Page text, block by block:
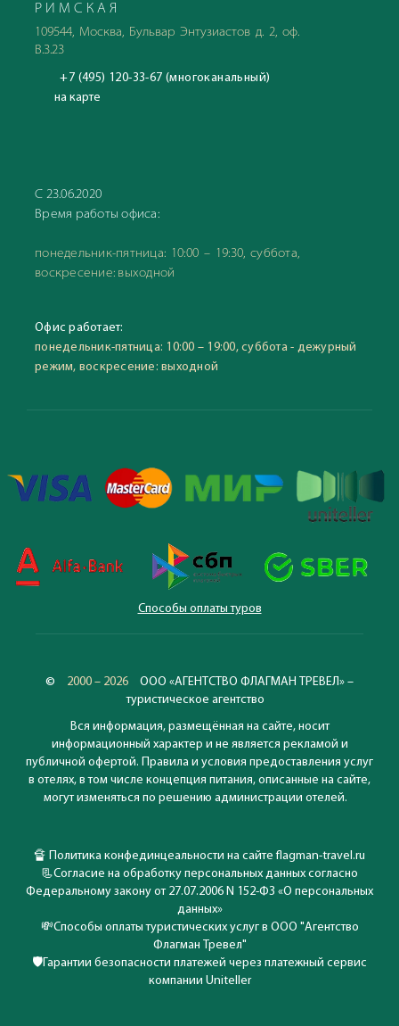
РИМСКАЯ
109544, Москва, Бульвар Энтузиастов д. 2, оф.
В.3.23
+7 (495) 120-33-67 (многоканальный)
на карте
С 23.06.2020
Время работы офиса:
понедельник-пятница: 10:00 – 19:30, суббота,
воскресение: выходной
Офис работает:
понедельник-пятница: 10:00 – 19:00, суббота - дежурный
режим, воскресение: выходной
Способы оплаты туров
© 2000 – 2026
ООО «АГЕНТСТВО ФЛАГМАН ТРЕВЕЛ» –
туристическое агентство
Вся информация, размещённая на сайте, носит
информационный характер и не является рекламой и
публичной офертой. Правила и условия предоставления услуг
в отелях, в том числе концепция питания, описанные на сайте,
могут изменяться по решению администрации отелей.
🔏 Политика конфединцеальности на сайте flagman-travel.ru
📃Согласие на обработку персональных данных согласно
Федеральному закону от 27.07.2006 N 152-ФЗ «О персональных
данных»
💸Способы оплаты туристических услуг в ООО "Агентство
Флагман Тревел"
🛡️Гарантии безопасности платежей через платежный сервис
компании Uniteller